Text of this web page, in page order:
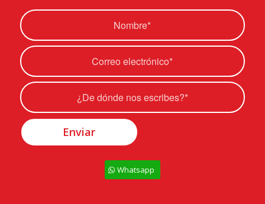
Whatsapp